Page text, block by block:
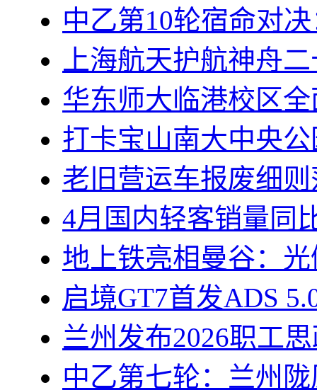
中乙第10轮宿命对
上海航天护航神舟
华东师大临港校区
打卡宝山南大中央
老旧营运车报废细
4月国内轻客销量同
地上铁亮相曼谷：
启境GT7首发ADS
兰州发布2026职工
中乙第七轮：兰州